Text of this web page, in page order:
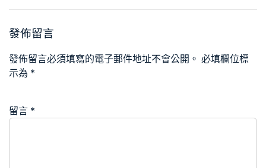
發佈留言
發佈留言必須填寫的電子郵件地址不會公開。 必填欄位標
示為 *
留言 *